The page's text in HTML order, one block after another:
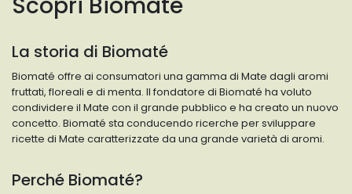
Scopri Biomaté
La storia di Biomaté
Biomaté offre ai consumatori una gamma di Mate dagli aromi
fruttati, floreali e di menta. Il fondatore di Biomaté ha voluto
condividere il Mate con il grande pubblico e ha creato un nuovo
concetto. Biomaté sta conducendo ricerche per sviluppare
ricette di Mate caratterizzate da una grande varietà di aromi.
Perché Biomaté?